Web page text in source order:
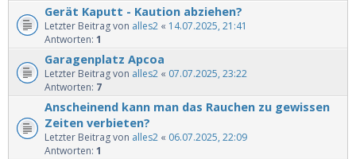
Gerät Kaputt - Kaution abziehen?
Letzter Beitrag von alles2 « 14.07.2025, 21:41
Antworten: 1
Garagenplatz Apcoa
Letzter Beitrag von alles2 « 07.07.2025, 23:22
Antworten: 7
Anscheinend kann man das Rauchen zu gewissen
Zeiten verbieten?
Letzter Beitrag von alles2 « 06.07.2025, 22:09
Antworten: 1